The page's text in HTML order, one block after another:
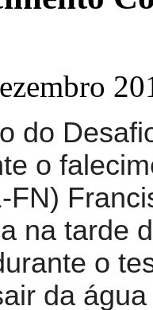
do
o
FN)
na tarde
o
da